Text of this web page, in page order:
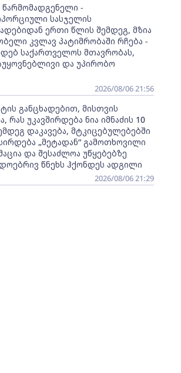
-
სასჯელის
ერთი წლის შემდეგ, მზია
კვლავ პატიმრობაში რჩება -
საქართველოს მთავრობას,
და უპირობო
2026/08/06 21:56
განცხადებით, მისთვის
რას უკავშირდება ნია იმნაძის 10
დაკავება, მტკიცებულებებში
„მეტადან“ გამოთხოვილი
და შესაძლოა უწყებებზე
წნეხს ჰქონდეს ადგილი
2026/08/06 21:29